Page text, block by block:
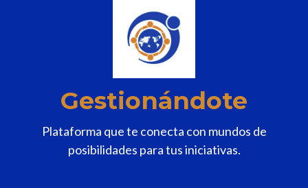
Gestionándote
Plataforma que te conecta con mundos de
posibilidades para tus iniciativas.